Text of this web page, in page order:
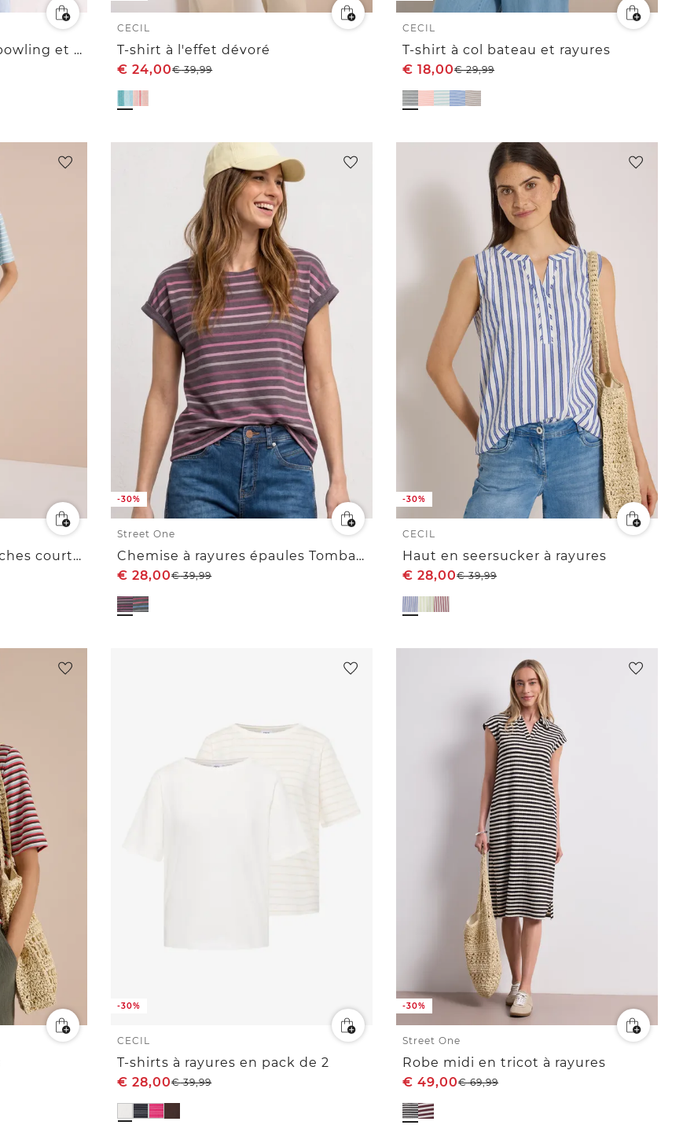
Top chemisier avec col bowling et nœuds
CECIL
T-shirt à l'effet dévoré
€ 24,00€39,99
CECIL
T-shirt à col bateau et rayures
€ 18,00€29,99
Sweat à capuche à manches courtes rayé
-30%
Street One
Chemise à rayures épaules Tombantes
€ 28,00€39,99
-30%
CECIL
Haut en seersucker à rayures
€ 28,00€39,99
-30%
CECIL
T-shirts à rayures en pack de 2
€ 28,00€39,99
-30%
Street One
Robe midi en tricot à rayures
€ 49,00€69,99